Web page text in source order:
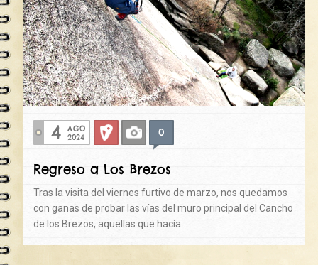
Deportiva
Fotos
4 AGO
2024 0
Regreso a Los Brezos
Tras la visita del viernes furtivo de marzo, nos quedamos
con ganas de probar las vías del muro principal del Cancho
de los Brezos, aquellas que hacía…